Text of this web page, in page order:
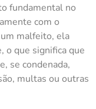
fundamental no
com o
malfeito, ela
o que significa que
se condenada,
multas ou outras